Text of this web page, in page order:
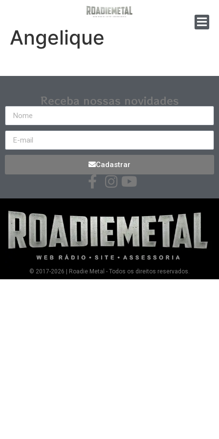
Angelique
Receba nossas novidades
Cadastrar
© 2017-2026 | Roadie Metal - Todos os direitos reservados.